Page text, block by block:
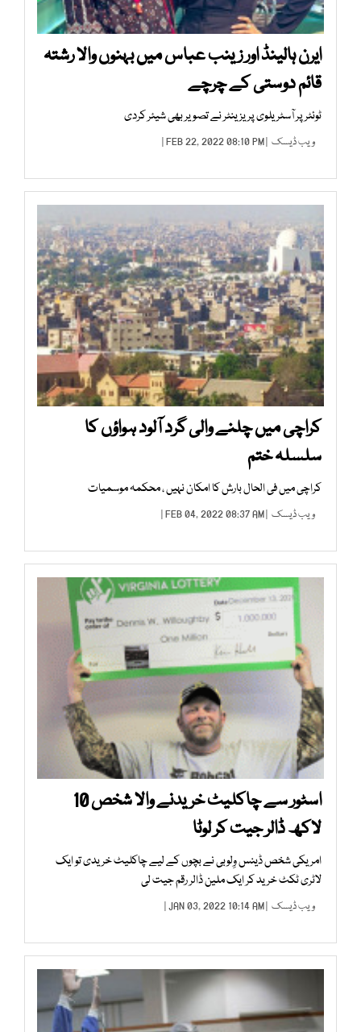
ایرن ہالینڈ اور زینب عباس میں بہنوں والا رشتہ
قائم دوستی کے چرچے
ٹوئٹر پر آسٹریلوی پریزینٹر نے تصویر بھی شیئر کردی
ویب ڈیسک | FEB 22, 2022 08:10 PM |
کراچی میں چلنے والی گرد آلود ہواؤں کا
سلسلہ ختم
کراچی میں فی الحال بارش کا امکان نہیں ، محکمہ موسمیات
ویب ڈیسک | FEB 04, 2022 08:37 AM |
اسٹور سے چاکلیٹ خریدنے والا شخص 10
لاکھ ڈالر جیت کر لوٹا
امریکی شخص ڈینس وِلوبی نے بچوں کے لیے چاکلیٹ خریدی تو ایک
لاٹری ٹکٹ خرید کر ایک ملین ڈالر رقم جیت لی
ویب ڈیسک | JAN 03, 2022 10:14 AM |